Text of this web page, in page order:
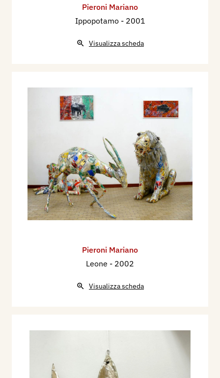
Pieroni Mariano
Ippopotamo - 2001
Visualizza scheda
Pieroni Mariano
Leone - 2002
Visualizza scheda